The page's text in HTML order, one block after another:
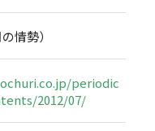
情勢）
periodic
2012/07/